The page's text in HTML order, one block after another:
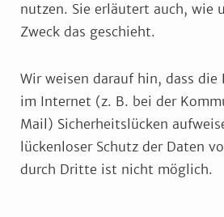
nutzen. Sie erläutert auch, wie
Zweck das geschieht.
Wir weisen darauf hin, dass
im Internet (z. B. bei der
Mail) Sicherheitslücken
lückenloser Schutz der Daten
durch Dritte ist nicht möglich.